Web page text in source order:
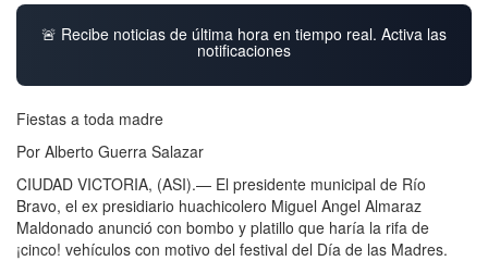
🚨 Recibe noticias de última hora en tiempo real. Activa las
notificaciones
Fiestas a toda madre
Por Alberto Guerra Salazar
CIUDAD VICTORIA, (ASI).— El presidente municipal de Río
Bravo, el ex presidiario huachicolero Miguel Angel Almaraz
Maldonado anunció con bombo y platillo que haría la rifa de
¡cinco! vehículos con motivo del festival del Día de las Madres.